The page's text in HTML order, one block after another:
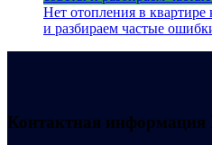
Нет отопления в квартире
и разбираем частые
Контактная информация